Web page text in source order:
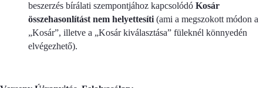
beszerzés bírálati szempontjához kapcsolódó Kosár
összehasonlítást nem helyettesíti (ami a megszokott módon a
„Kosár”, illetve a „Kosár kiválasztása” füleknél könnyedén
elvégezhető).